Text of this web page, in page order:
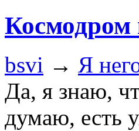
Космодром
bsvi → Я
Да, я знаю,
думаю, есть